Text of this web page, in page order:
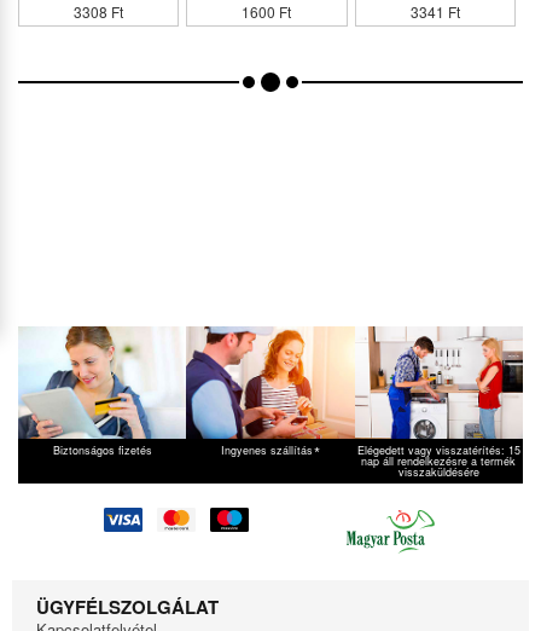
3308 Ft
1600 Ft
3341 Ft
Biztonságos fizetés Ingyenes szállítás* Elégedett vagy visszatérítés: 15
nap áll rendelkezésre a termék
visszaküldésére
ÜGYFÉLSZOLGÁLAT